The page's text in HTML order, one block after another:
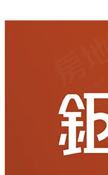
3.30年甲級營造專業